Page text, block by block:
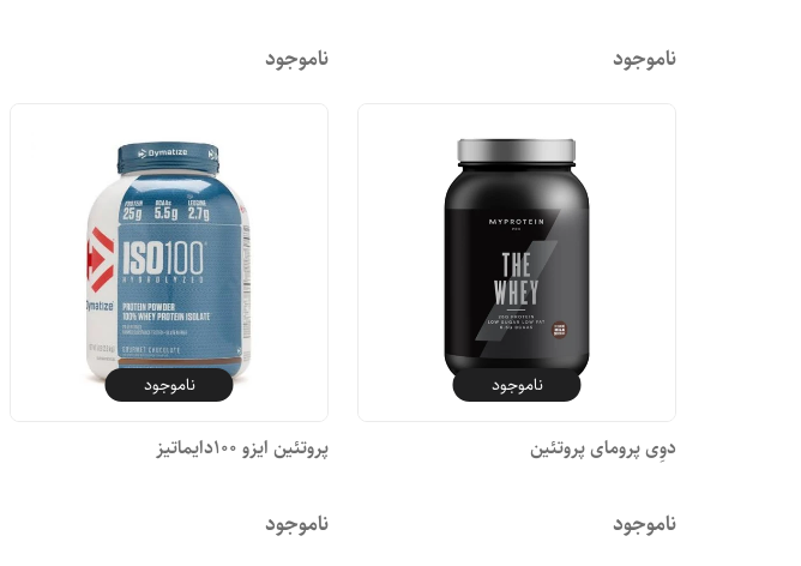
ناموجود ناموجود
ناموجود
دوِی پرومای پروتئین
ناموجود
ناموجود
پروتئین ایزو 100دایماتیز
ناموجود